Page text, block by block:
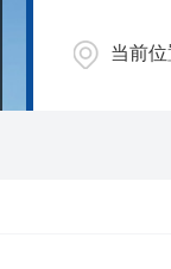
当前